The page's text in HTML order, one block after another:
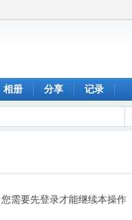
相册 分享 记录
您需要先登录才能继续本操作